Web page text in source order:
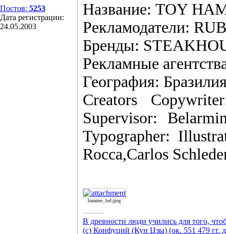
Постов: 5253
Дата регистрации:
24.05.2003
Название: TOY
Рекламодатели:
Бренды:
Рекламные
География:
Creators
Supervisor:
Typographer:
Rocca,Carlos
hammer_bef.jpeg
--------
В древности люди учились для того,
(с) Конфуций (Кун Цзы) (ок. 551 479 гг.